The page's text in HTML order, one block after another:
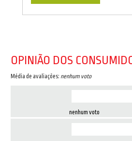
OPINIÃO DOS
Média de avaliações: nenhum voto
nenhum voto